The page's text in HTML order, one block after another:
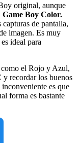
original, aunque
Game Boy Color.
de pantalla,
imagen. Es muy
ideal para
como el Rojo y Azul,
y recordar los buenos
es que
forma es bastante